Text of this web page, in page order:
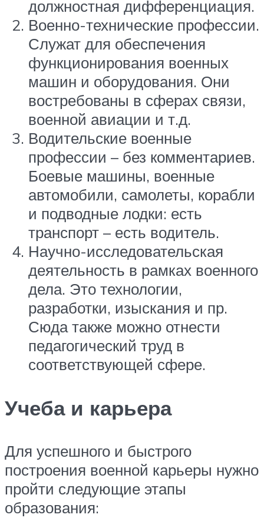
должностная дифференциация.
Военно-технические профессии.
Служат для обеспечения
функционирования военных
машин и оборудования. Они
востребованы в сферах связи,
военной авиации и т.д.
Водительские военные
профессии – без комментариев.
Боевые машины, военные
автомобили, самолеты, корабли
и подводные лодки: есть
транспорт – есть водитель.
Научно-исследовательская
деятельность в рамках военного
дела. Это технологии,
разработки, изыскания и пр.
Сюда также можно отнести
педагогический труд в
соответствующей сфере.
Учеба и карьера
Для успешного и быстрого
построения военной карьеры нужно
пройти следующие этапы
образования: